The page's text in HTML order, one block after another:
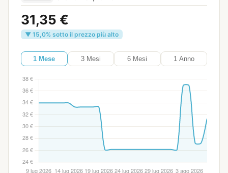
31,35 €
▼ 15,0% sotto il prezzo più alto
1 Mese 3 Mesi 6 Mesi 1 Anno